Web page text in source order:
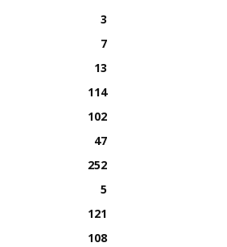
3
7
13
114
102
47
252
5
121
108